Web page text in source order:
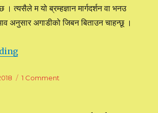
। त्यसैले म यो ब्रम्हज्ञान मार्गदर्शन वा भनउ
अनुसार अगाडीको जिबन बिताउन चाहन्छू ।
1 Comment